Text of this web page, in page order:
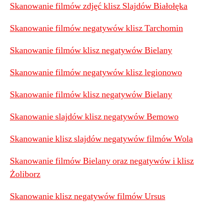
Skanowanie filmów zdjęć klisz Slajdów Białołęka
Skanowanie filmów negatywów klisz Tarchomin
Skanowanie filmów klisz negatywów Bielany
Skanowanie filmów negatywów klisz legionowo
Skanowanie filmów klisz negatywów Bielany
Skanowanie slajdów klisz negatywów Bemowo
Skanowanie klisz slajdów negatywów filmów Wola
Skanowanie filmów Bielany oraz negatywów i klisz
Żoliborz
Skanowanie klisz negatywów filmów Ursus